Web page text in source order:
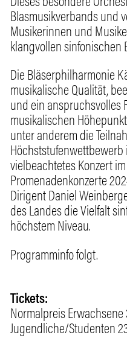
Blasmusikverbands und
Musikerinnen und
klangvollen sinfonischen
Die Bläserphilharmonie
musikalische Qualität,
und ein anspruchsvolles
musikalischen
unter anderem die
vielbeachtetes Konzert
Promenadenkonzerte
Dirigent Daniel
des Landes die Vielfalt
höchstem Niveau.
Programminfo folgt.
Tickets:
Normalpreis Erwachsene
Jugendliche/Studenten